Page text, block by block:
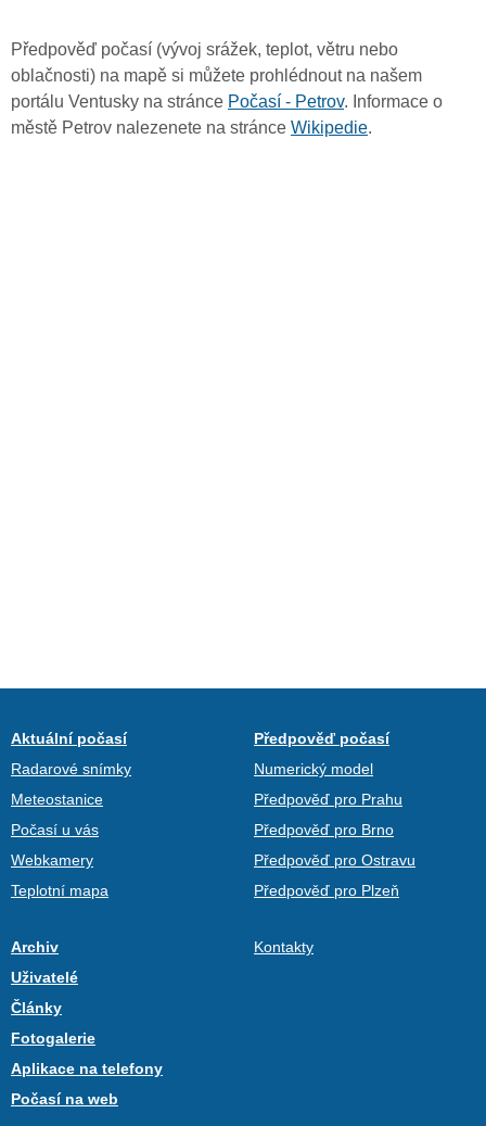
Předpověď počasí (vývoj srážek, teplot, větru nebo
oblačnosti) na mapě si můžete prohlédnout na našem
portálu Ventusky na stránce Počasí - Petrov. Informace o
městě Petrov nalezenete na stránce Wikipedie.
Aktuální počasí
Radarové snímky
Meteostanice
Počasí u vás
Webkamery
Teplotní mapa
Předpověď počasí
Numerický model
Předpověď pro Prahu
Předpověď pro Brno
Předpověď pro Ostravu
Předpověď pro Plzeň
Archiv
Uživatelé
Články
Fotogalerie
Aplikace na telefony
Počasí na web
Kontakty